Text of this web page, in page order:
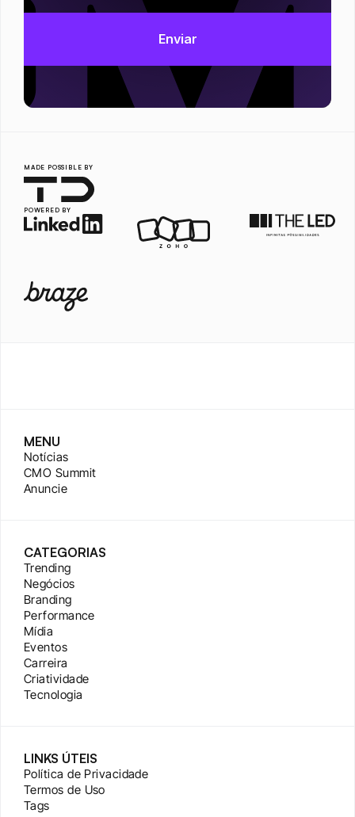
MADE POSSIBLE BY
POWERED BY
MENU
Notícias
CMO Summit
Anuncie
CATEGORIAS
Trending
Negócios
Branding
Performance
Mídia
Eventos
Carreira
Criatividade
Tecnologia
LINKS ÚTEIS
Política de Privacidade
Termos de Uso
Tags